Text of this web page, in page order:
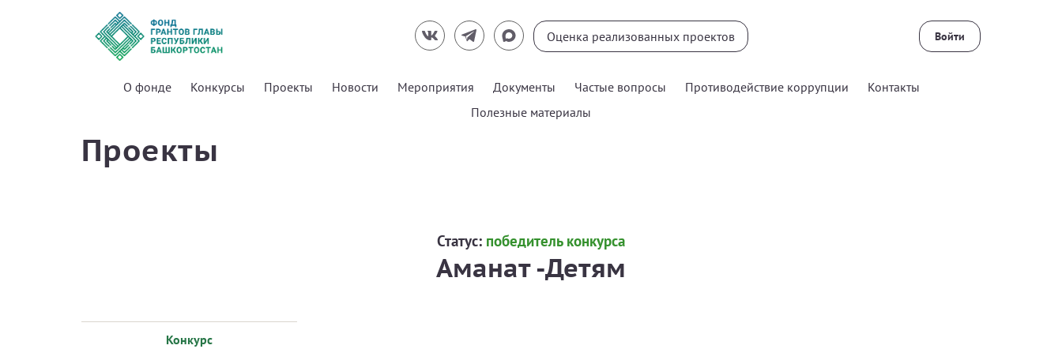
Войти
О фонде Конкурсы Проекты Новости Мероприятия Документы Частые вопросы Противодействие коррупции
Контакты
Полезные материалы
Проекты
Статус: победитель конкурса
Аманат -Детям
Конкурс